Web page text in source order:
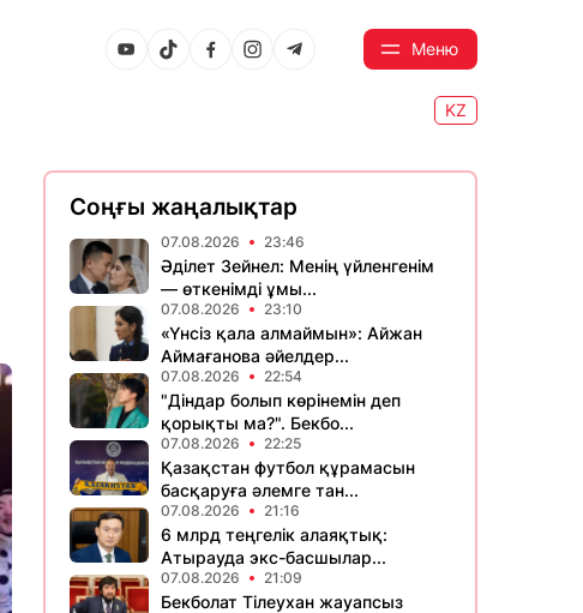
Меню
KZ
Соңғы жаңалықтар
07.08.2026 23:46
Әділет Зейнел: Менің үйленгенім
— өткенімді ұмы...
07.08.2026 23:10
«Үнсіз қала алмаймын»: Айжан
Аймағанова әйелдер...
07.08.2026 22:54
"Діндар болып көрінемін деп
қорықты ма?". Бекбо...
07.08.2026 22:25
Қазақстан футбол құрамасын
басқаруға әлемге тан...
07.08.2026 21:16
6 млрд теңгелік алаяқтық:
Атырауда экс-басшылар...
07.08.2026 21:09
Бекболат Тілеухан жауапсыз